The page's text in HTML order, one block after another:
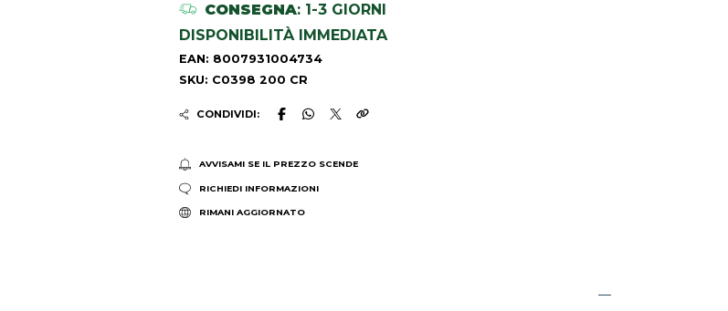
CONSEGNA: 1-3 GIORNI
DISPONIBILITÀ IMMEDIATA
EAN: 8007931004734
SKU: C0398 200 CR
CONDIVIDI:
AVVISAMI SE IL PREZZO SCENDE
RICHIEDI INFORMAZIONI
RIMANI AGGIORNATO